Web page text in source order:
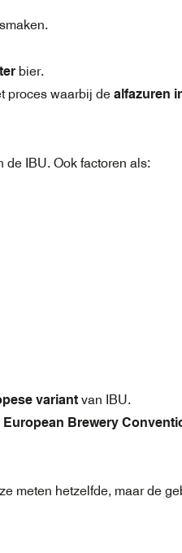
smaken.
bier.
proces waarbij de alfazuren
IBU. Ook factoren als:
variant van IBU.
European Brewery
meten hetzelfde, maar de